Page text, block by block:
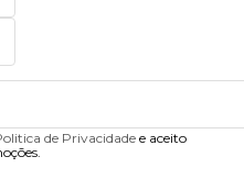
de Privacidadee aceito